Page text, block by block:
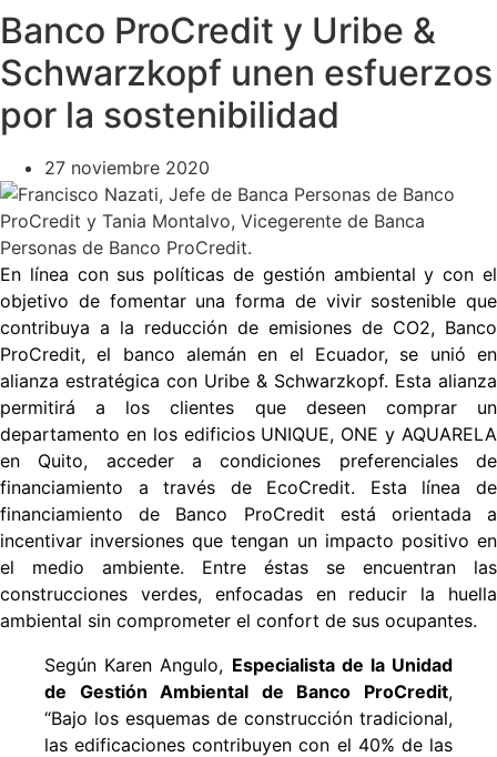
Banco ProCredit y Uribe &
Schwarzkopf unen esfuerzos
por la sostenibilidad
27 noviembre 2020
En línea con sus políticas de gestión ambiental y con el
objetivo de fomentar una forma de vivir sostenible que
contribuya a la reducción de emisiones de CO2, Banco
ProCredit, el banco alemán en el Ecuador, se unió en
alianza estratégica con Uribe & Schwarzkopf. Esta alianza
permitirá a los clientes que deseen comprar un
departamento en los edificios UNIQUE, ONE y AQUARELA
en Quito, acceder a condiciones preferenciales de
financiamiento a través de EcoCredit. Esta línea de
financiamiento de Banco ProCredit está orientada a
incentivar inversiones que tengan un impacto positivo en
el medio ambiente. Entre éstas se encuentran las
construcciones verdes, enfocadas en reducir la huella
ambiental sin comprometer el confort de sus ocupantes.
Según Karen Angulo, Especialista de la Unidad
de Gestión Ambiental de Banco ProCredit,
“Bajo los esquemas de construcción tradicional,
las edificaciones contribuyen con el 40% de las